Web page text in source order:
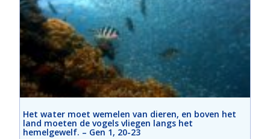
Het water moet wemelen van dieren, en boven het
land moeten de vogels vliegen langs het
hemelgewelf. – Gen 1, 20-23